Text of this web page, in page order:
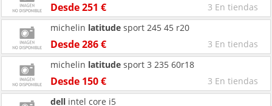
Desde 251 € 3 En tiendas
Desde 286 € 3 En tiendas
michelin latitude sport 245 45 r20
Desde 150 € 3 En tiendas
michelin latitude sport 3 235 60r18
dell intel core i5